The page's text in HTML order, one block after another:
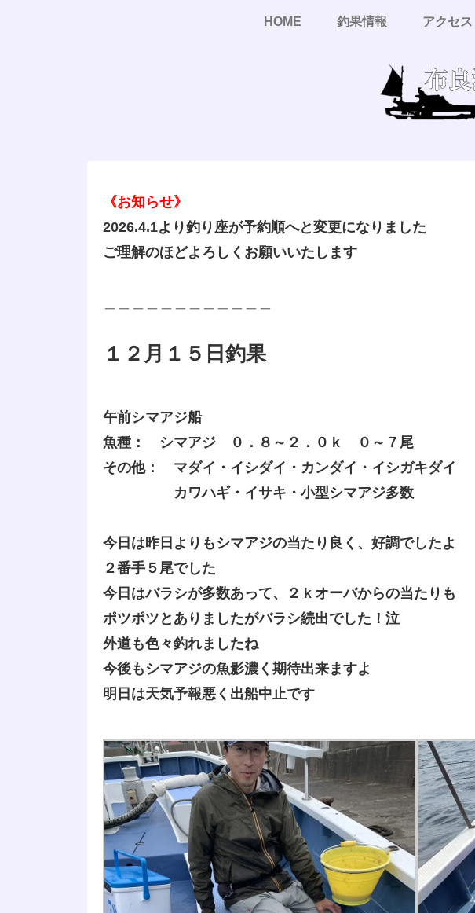
HOME 釣果情報 アクセス
《お知らせ》
2026.4.1より釣り座が予約順へと変更になりました
ご理解のほどよろしくお願いいたします
１２月１５日釣果
午前シマアジ船
魚種： シマアジ ０．８～２．０ｋ ０～７尾
その他： マダイ・イシダイ・カンダイ・イシガキダイ
カワハギ・イサキ・小型シマアジ多数
今日は昨日よりもシマアジの当たり良く、好調でしたよ
２番手５尾でした
今日はバラシが多数あって、２ｋオーバからの当たりも
ポツポツとありましたがバラシ続出でした！泣
外道も色々釣れましたね
今後もシマアジの魚影濃く期待出来ますよ
明日は天気予報悪く出船中止です